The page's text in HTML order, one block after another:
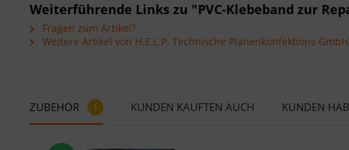
Weiterführende Links zu "PVC-Klebeband zur
Fragen zum Artikel?
Weitere Artikel von H.E.L.P. Technische Planenkonfektions GmbH
ZUBEHÖR 1 KUNDEN KAUFTEN AUCH KUNDEN